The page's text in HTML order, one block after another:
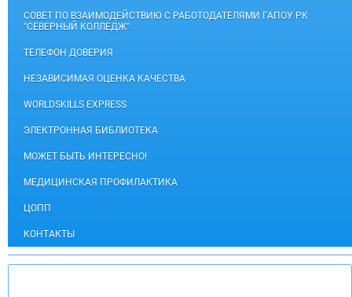
СОВЕТ ПО ВЗАИМОДЕЙСТВИЮ С РАБОТОДАТЕЛЯМИ ГАПОУ РК
"СЕВЕРНЫЙ КОЛЛЕДЖ"
ТЕЛЕФОН ДОВЕРИЯ
НЕЗАВИСИМАЯ ОЦЕНКА КАЧЕСТВА
WORLDSKILLS EXPRESS
ЭЛЕКТРОННАЯ БИБЛИОТЕКА
МОЖЕТ БЫТЬ ИНТЕРЕСНО!
МЕДИЦИНСКАЯ ПРОФИЛАКТИКА
ЦОПП
КОНТАКТЫ